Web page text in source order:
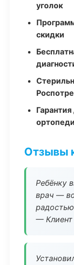
уголок
скидки
Отзывы
Ребёнку
врач —
— Клиент